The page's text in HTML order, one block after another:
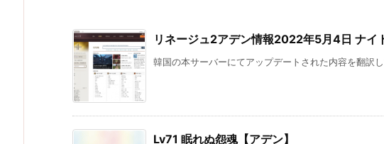
リネージュ2アデン情報2022年5月4日 ナイ
韓国の本サーバーにてアップデートされた内容を翻訳
Lv71 眠れぬ怨魂【アデン】